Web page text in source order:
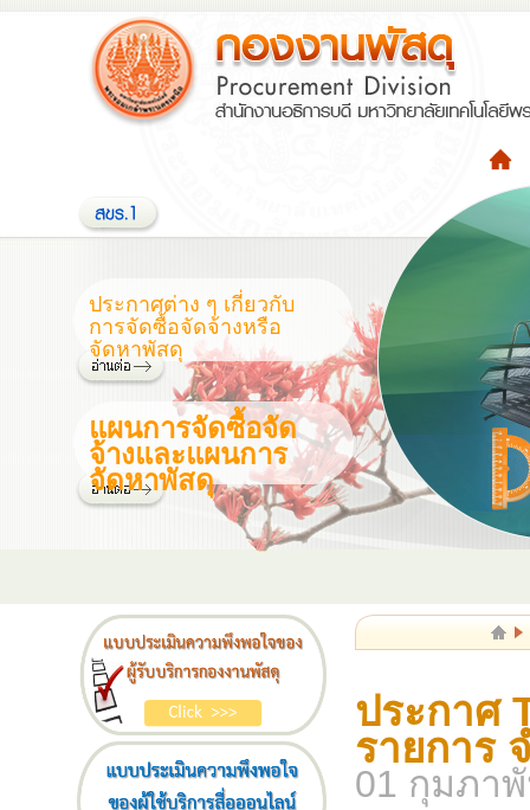
ประกาศต่าง ๆ เกี่ยวกับ
การจัดซื้อจัดจ้างหรือ
จัดหาพัสดุ
แผนการจัดซื้อจัด
จ้างและแผนการ
จัดหาพัสดุ
ประกาศ
รายการ
01 กุมภา